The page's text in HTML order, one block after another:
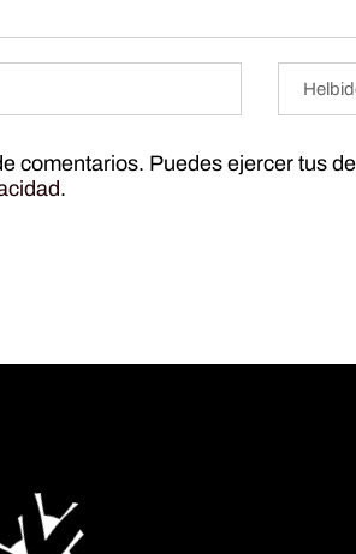
comentarios. Puedes ejercer tus
.